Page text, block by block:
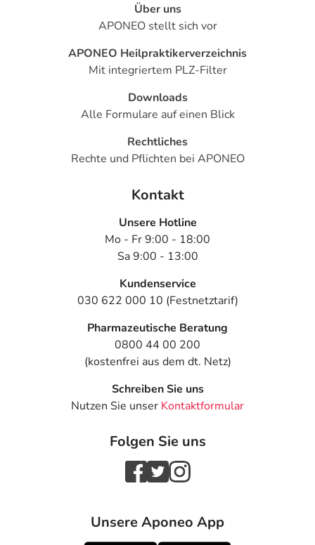
Über uns
APONEO stellt sich vor
APONEO Heilpraktikerverzeichnis
Mit integriertem PLZ-Filter
Downloads
Alle Formulare auf einen Blick
Rechtliches
Rechte und Pflichten bei APONEO
Kontakt
Unsere Hotline
Mo - Fr 9:00 - 18:00
Sa 9:00 - 13:00
Kundenservice
030 622 000 10 (Festnetztarif)
Pharmazeutische Beratung
0800 44 00 200
(kostenfrei aus dem dt. Netz)
Schreiben Sie uns
Nutzen Sie unser Kontaktformular
Folgen Sie uns
Unsere Aponeo App